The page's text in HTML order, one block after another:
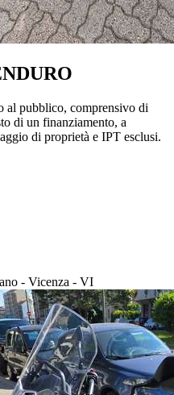
al pubblico, comprensivo di
di un finanziamento, a
di proprietà e IPT esclusi.
- Vicenza - VI